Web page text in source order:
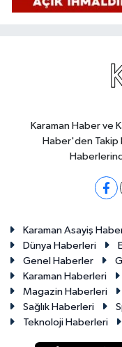
Karaman Haber ve
Haber'den Takip
Karaman Asayiş
Dünya Haberleri
Genel Haberler
Karaman Haberleri
Magazin Haberleri
Sağlık Haberleri
Teknoloji Haberleri